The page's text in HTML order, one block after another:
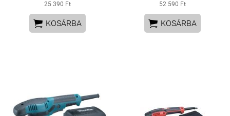
25 390 Ft
 KOSÁRBA
52 590 Ft
 KOSÁRBA